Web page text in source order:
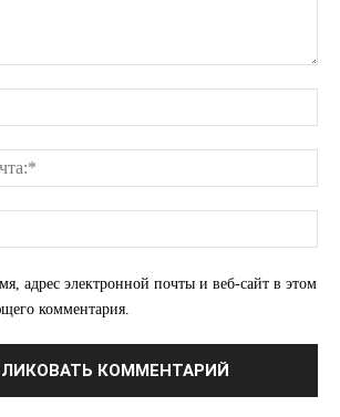
адрес электронной почты и веб-сайт в этом
комментария.